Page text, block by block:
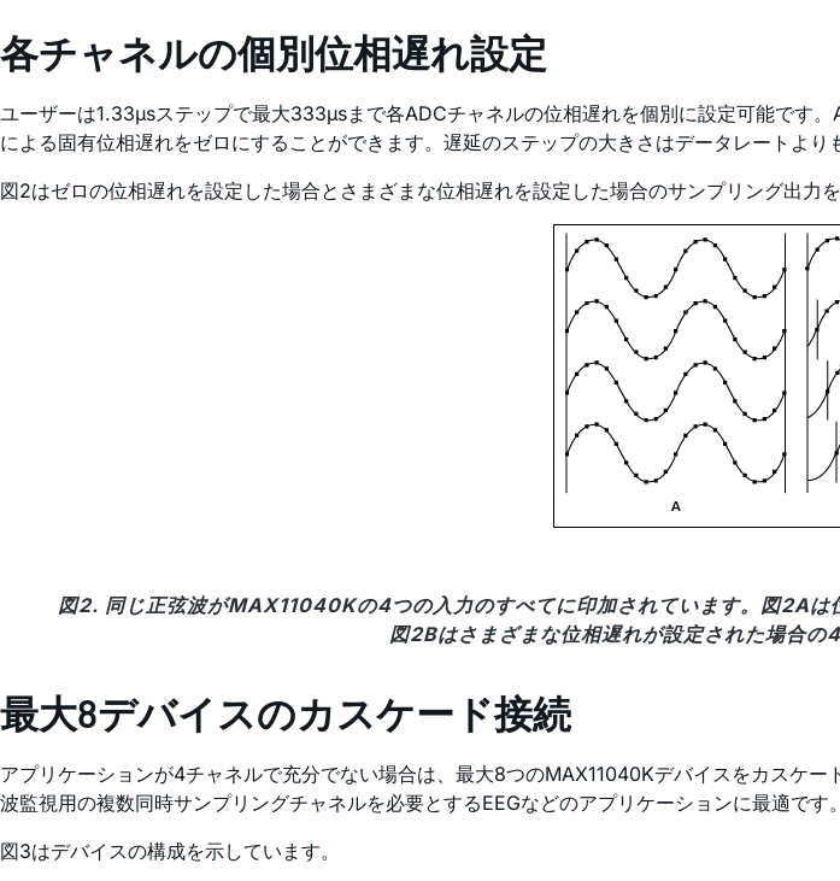
各チャネルの個別位相遅れ設定
ユーザーは1.33µsステップで最大333µsまで各ADCチャネルの位相遅れを個別に設定可能です
による固有位相遅れをゼロにすることができます。遅延のステップの大きさはデータレートよ
図2はゼロの位相遅れを設定した場合とさまざまな位相遅れを設定した場合のサンプリング出力
図2. 同じ正弦波がMAX11040Kの4つの入力のすべてに印加されています。図2Aは
図2Bはさまざまな位相遅れが設定された場合の
最大8デバイスのカスケード接続
アプリケーションが4チャネルで充分でない場合は、最大8つのMAX11040Kデバイスをカスケ
波監視用の複数同時サンプリングチャネルを必要とするEEGなどのアプリケーションに最適です。
図3はデバイスの構成を示しています。